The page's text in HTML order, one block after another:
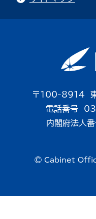
〒100-8914 東
電話番号
内閣府法人
© Cabinet